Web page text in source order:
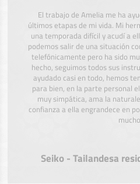
El trabajo de Amelia me ha
últimos etapas de mi vida. Mi
una temporada difícil y acudí a
podemos salir de una situación
telefónicamente pero ha sido
hecho, seguimos todos sus
ayudado casi en todo, hemos
para bien, en la parte personal
muy simpática, ama la
confianza a ella engrandece en
Seiko - Tailandesa